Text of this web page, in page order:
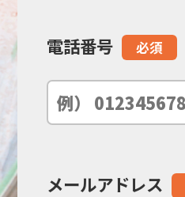
ル
電話番号 必須
メールアドレス